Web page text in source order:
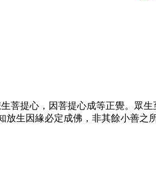
提心，因菩提心成等正覺。眾生
生因緣必定成佛，非其餘小善之所